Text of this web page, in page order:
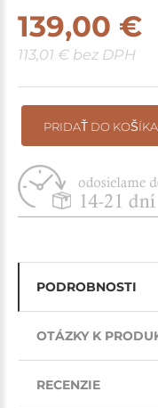
139,00 €
113,01 € bez DPH
PRIDAŤ DO KOŠÍKA
PODROBNOSTI
OTÁZKY K
RECENZIE